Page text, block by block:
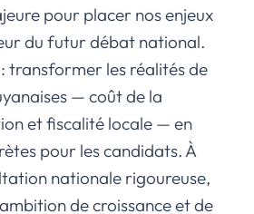
pour placer nos enjeux
du futur débat national.
transformer les réalités de
— coût de la
et fiscalité locale — en
pour les candidats. À
nationale rigoureuse,
de croissance et de